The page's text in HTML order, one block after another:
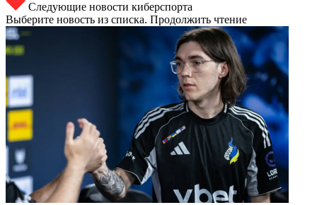
Следующие новости киберспорта
Выберите новость из списка. Продолжить чтение